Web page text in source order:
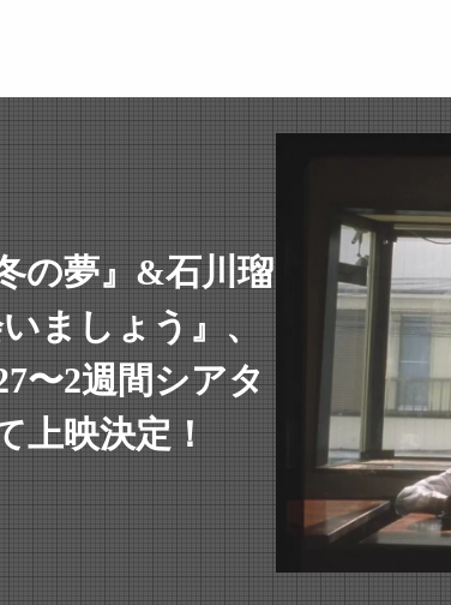
の夢』&石川瑠
ましょう』、
〜2週間シアタ
上映決定！